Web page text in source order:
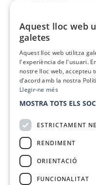
Política de
Condicions d’ús
Comunicacions
Anuncia’t
Vull rebre la
Amb el suport de
Aquest lloc web
galetes
Aquest lloc web utilitza
l'experiència de l'usuari.
nostre lloc web, accepteu
d’acord amb la nostra
Llegir-ne més
MOSTRA TOTS ELS
ESTRICTAMENT
RENDIMENT
ORIENTACIÓ
FUNCIONALITAT